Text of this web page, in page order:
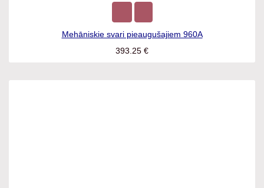
Mehāniskie svari pieaugušajiem 960A
393.25€